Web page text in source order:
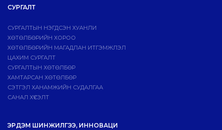
СУРГАЛТ
СУРГАЛТЫН НЭГДСЭН ХУАНЛИ
ХӨТӨЛБӨРИЙН ХОРОО
ХӨТӨЛБӨРИЙН МАГАДЛАН ИТГЭМЖЛЭЛ
ЦАХИМ СУРГАЛТ
СУРГАЛТЫН ХӨТӨЛБӨР
ХАМТАРСАН ХӨТӨЛБӨР
СЭТГЭЛ ХАНАМЖИЙН СУДАЛГАА
САНАЛ ХҮСЭЛТ
ЭРДЭМ ШИНЖИЛГЭЭ, ИННОВАЦИ